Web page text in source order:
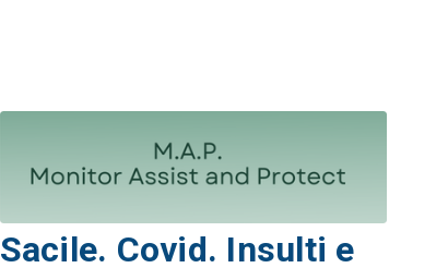
Sacile. Covid. Insulti e